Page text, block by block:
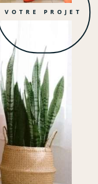
VOTRE PROJET